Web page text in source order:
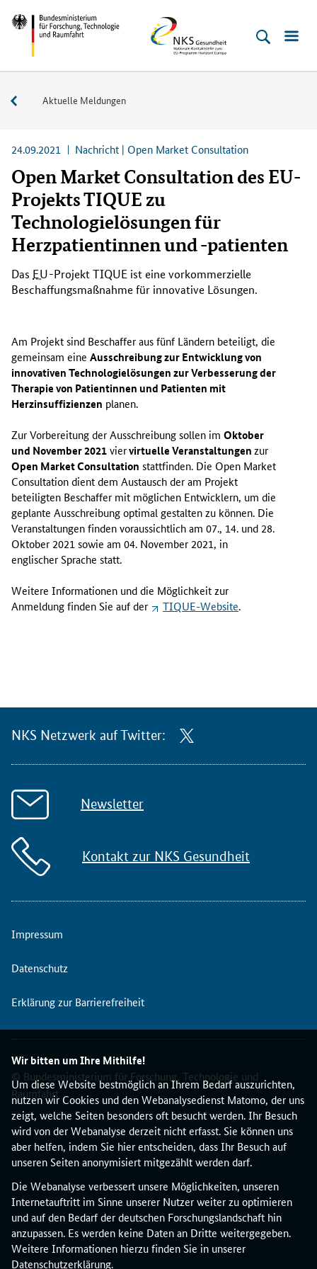
Wir bitten um Ihre Mithilfe!
Um diese Website bestmöglich an Ihrem Bedarf auszurichten,
nutzen wir Cookies und den Webanalysedienst Matomo, der uns
zeigt, welche Seiten besonders oft besucht werden. Ihr Besuch
wird von der Webanalyse derzeit nicht erfasst. Sie können uns
aber helfen, indem Sie hier entscheiden, dass Ihr Besuch auf
unseren Seiten anonymisiert mitgezählt werden darf.
Die Webanalyse verbessert unsere Möglichkeiten, unseren
Internetauftritt im Sinne unserer Nutzer weiter zu optimieren
und auf den Bedarf der deutschen Forschungslandschaft hin
anzupassen. Es werden keine Daten an Dritte weitergegeben.
Weitere Informationen hierzu finden Sie in unserer
Datenschutzerklärung.
Direkt
zum
Inhalt
(Eingabetaste)
Direkt
zum
Hauptmenu
(Eingabetaste)
Direkt
zur
Suche
(Eingabetaste)
Direkt
zur
Fußleiste
(Enter)
Bundesministerium
und
NKS
Gesundheit
Service
Aktuelle Meldungen
24.09.2021 Nachricht | Open Market Consultation
Open Market Consultation des EU-
Projekts TIQUE zu
Technologielösungen für
Herzpatientinnen und -patienten
Das EU-Projekt TIQUE ist eine vorkommerzielle
Beschaffungsmaßnahme für innovative Lösungen.
Am Projekt sind Beschaffer aus fünf Ländern beteiligt, die
gemeinsam eine Ausschreibung zur Entwicklung von
innovativen Technologielösungen zur Verbesserung der
Therapie von Patientinnen und Patienten mit
Herzinsuffizienzen planen.
Zur Vorbereitung der Ausschreibung sollen im Oktober
und November 2021viervirtuelle Veranstaltungenzur
Open Market Consultation stattfinden. Die Open Market
Consultationdient dem Austausch der am Projekt
beteiligten Beschaffer mit möglichen Entwicklern, um die
geplante Ausschreibung optimal gestalten zu können. Die
Veranstaltungen finden voraussichtlich am 07., 14. und 28.
Oktober 2021 sowie am 04. November 2021, in
englischer Sprache statt.
Weitere Informationen und die Möglichkeit zur
Anmeldung finden Sie auf der
TIQUE-Website.
NKS Netzwerk auf Twitter:
Newsletter
Kontakt zur NKS Gesundheit
Impressum
Datenschutz
Erklärung zur Barrierefreiheit
© Bundesministerium für Forschung, Technologie und
Raumfahrt